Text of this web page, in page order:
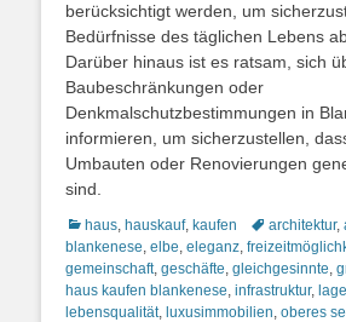
berücksichtigt werden, um
Bedürfnisse des täglichen Lebens
Darüber hinaus ist es ratsam, sich
Baubeschränkungen oder
Denkmalschutzbestimmungen in
informieren, um sicherzustellen,
Umbauten oder Renovierungen
sind.
Kategorien
haus, hauskauf, kaufen Schlagworte
architektur,
blankenese, elbe, eleganz,
gemeinschaft, geschäfte, gleichgesinnte,
haus kaufen blankenese, infrastruktur, lage
lebensqualität, luxusimmobilien, oberes